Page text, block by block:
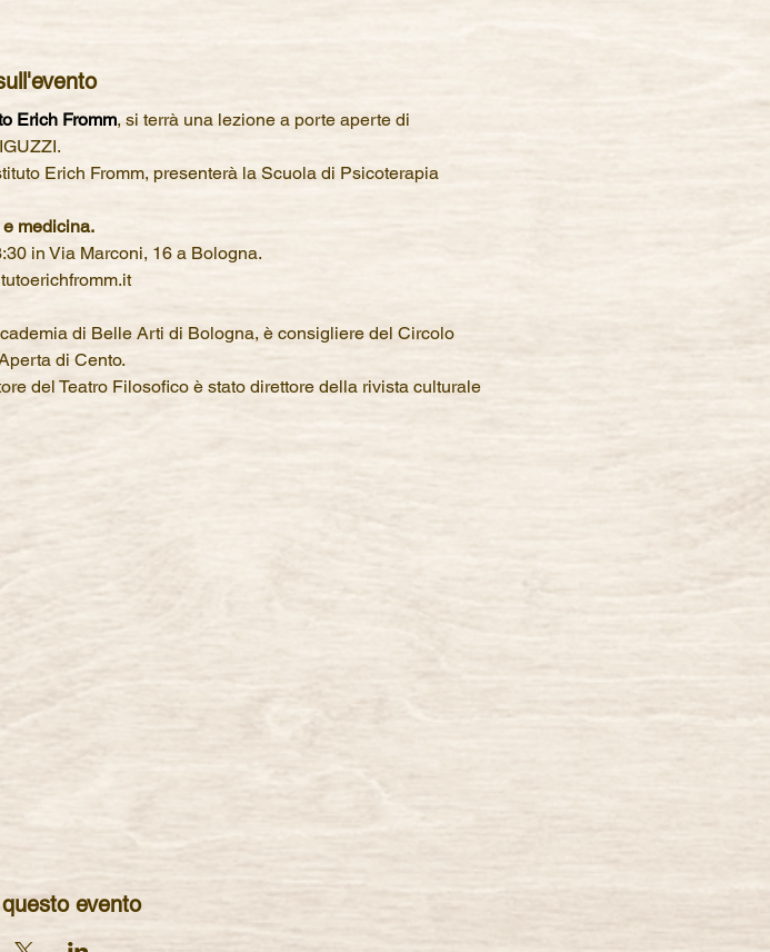
Erich Fromm, si terrà una lezione a porte aperte di
Erich Fromm, presenterà la Scuola di Psicoterapia
medicina.
in Via Marconi, 16 a Bologna.
di Belle Arti di Bologna, è consigliere del Circolo
di Cento.
del Teatro Filosofico è stato direttore della rivista culturale
evento